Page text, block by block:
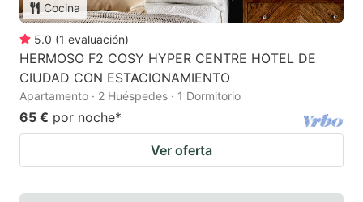
Cocina
5.0 (1 evaluación)
HERMOSO F2 COSY HYPER CENTRE HOTEL DE
CIUDAD CON ESTACIONAMIENTO
Apartamento · 2 Huéspedes · 1 Dormitorio
65 € por noche*
Ver oferta